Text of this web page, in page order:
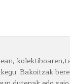
Bakoitzak